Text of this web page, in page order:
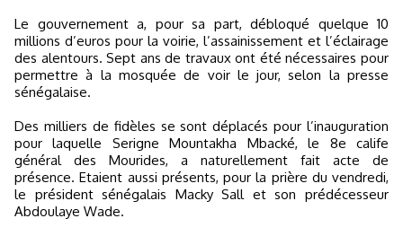
Le gouvernement a, pour sa part, débloqué quelque 10
millions d’euros pour la voirie, l’assainissement et l’éclairage
des alentours. Sept ans de travaux ont été nécessaires pour
permettre à la mosquée de voir le jour, selon la presse
sénégalaise.
Des milliers de fidèles se sont déplacés pour l’inauguration
pour laquelle Serigne Mountakha Mbacké, le 8e calife
général des Mourides, a naturellement fait acte de
présence. Etaient aussi présents, pour la prière du vendredi,
le président sénégalais Macky Sall et son prédécesseur
Abdoulaye Wade.